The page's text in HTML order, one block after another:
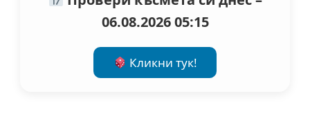
06.08.2026 05:15
Кликни тук!